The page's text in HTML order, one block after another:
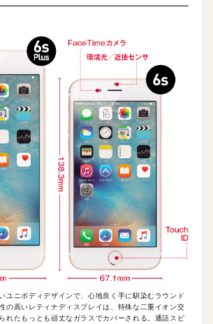
ユニボディデザインで、心地良く手に馴染むラウンド
の高いレティナディスプレイは、特殊な二重イオン交
れたもっとも頑丈なガラスでカバーされる。通話スピ